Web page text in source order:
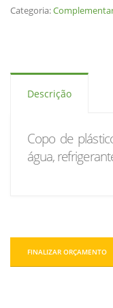
Categoria:
Descrição
Copo de
água,
FINALIZAR ORÇAMENTO